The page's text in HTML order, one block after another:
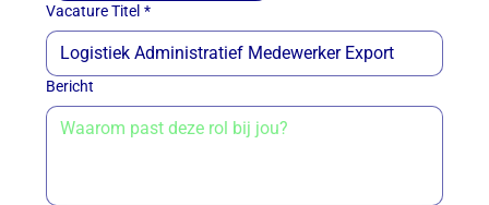
Vacature Titel *
Bericht